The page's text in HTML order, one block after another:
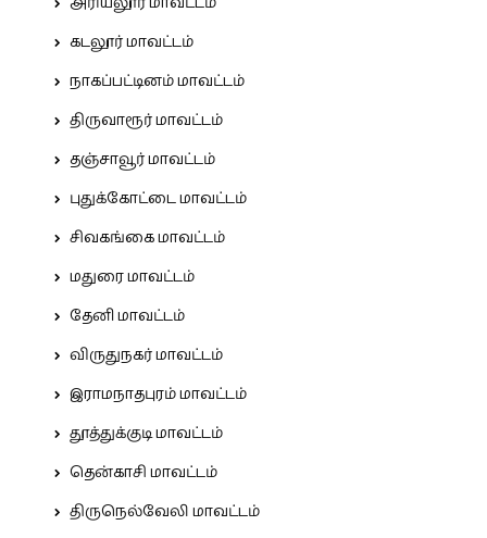
கடலூர் மாவட்டம்
நாகப்பட்டினம் மாவட்டம்
திருவாரூர் மாவட்டம்
தஞ்சாவூர் மாவட்டம்
புதுக்கோட்டை மாவட்டம்
சிவகங்கை மாவட்டம்
மதுரை மாவட்டம்
தேனி மாவட்டம்
விருதுநகர் மாவட்டம்
இராமநாதபுரம் மாவட்டம்
தூத்துக்குடி மாவட்டம்
தென்காசி மாவட்டம்
திருநெல்வேலி மாவட்டம்